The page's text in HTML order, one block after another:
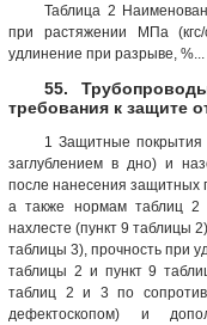
Таблица 2
при растяжении МПа
удлинение при разрыве, %...
55.
требования к защите
1 Защитные покрытия
заглублением в дно) и
после нанесения защитных
а также нормам таблиц 2
нахлесте (пункт 9 таблицы
таблицы 3), прочность при
таблицы 2 и пункт 9
таблиц 2 и 3 по
дефектоскопом) и